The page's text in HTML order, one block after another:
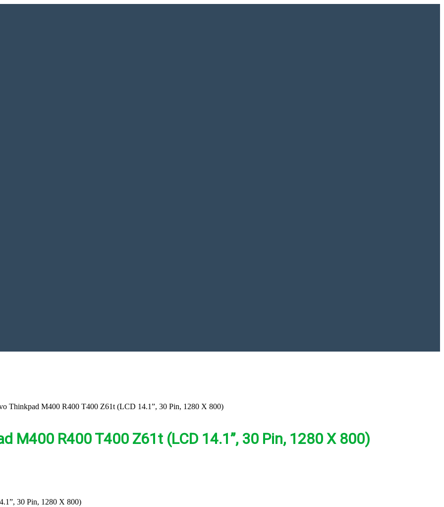
Thinkpad M400 R400 T400 Z61t (LCD 14.1”, 30 Pin, 1280 X 800)
M400 R400 T400 Z61t (LCD 14.1”, 30 Pin, 1280 X 800)
30 Pin, 1280 X 800)